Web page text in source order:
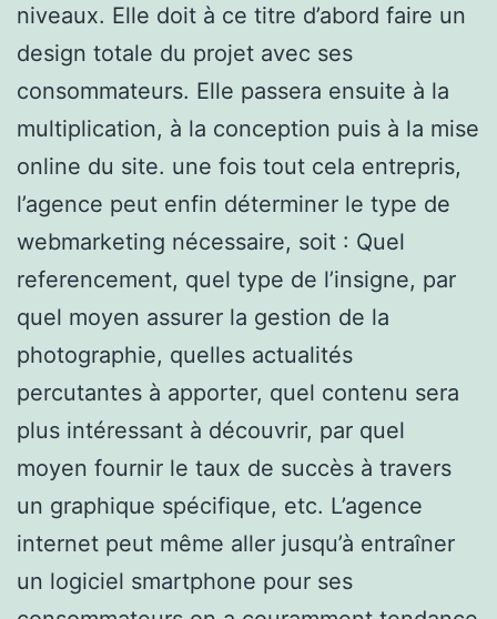
niveaux. Elle doit à ce titre d’abord faire un
design totale du projet avec ses
consommateurs. Elle passera ensuite à la
multiplication, à la conception puis à la mise
online du site. une fois tout cela entrepris,
l’agence peut enfin déterminer le type de
webmarketing nécessaire, soit : Quel
referencement, quel type de l’insigne, par
quel moyen assurer la gestion de la
photographie, quelles actualités
percutantes à apporter, quel contenu sera
plus intéressant à découvrir, par quel
moyen fournir le taux de succès à travers
un graphique spécifique, etc. L’agence
internet peut même aller jusqu’à entraîner
un logiciel smartphone pour ses